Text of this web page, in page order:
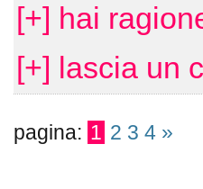
[+] hai
[+] lascia un
pagina: 1 2 3 4 »